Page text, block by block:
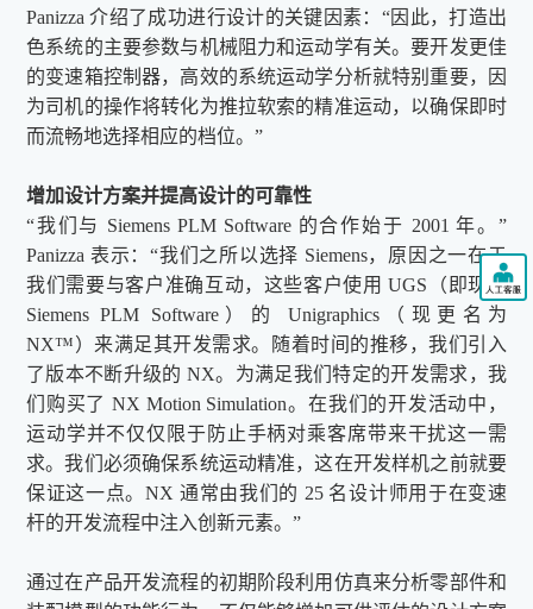
Panizza 介绍了成功进行设计的关键因素：“因此，打造出
色系统的主要参数与机械阻力和运动学有关。要开发更佳
的变速箱控制器，高效的系统运动学分析就特别重要，因
为司机的操作将转化为推拉软索的精准运动，以确保即时
而流畅地选择相应的档位。”
增加设计方案并提高设计的可靠性
“我们与 Siemens PLM Software 的合作始于 2001 年。”
Panizza 表示：“我们之所以选择 Siemens，原因之一在于
我们需要与客户准确互动，这些客户使用 UGS（即现在
Siemens PLM Software）的 Unigraphics（现更名为
NX™）来满足其开发需求。随着时间的推移，我们引入
了版本不断升级的 NX。为满足我们特定的开发需求，我
们购买了 NX Motion Simulation。在我们的开发活动中，
运动学并不仅仅限于防止手柄对乘客席带来干扰这一需
求。我们必须确保系统运动精准，这在开发样机之前就要
保证这一点。NX 通常由我们的 25 名设计师用于在变速
杆的开发流程中注入创新元素。”
通过在产品开发流程的初期阶段利用仿真来分析零部件和